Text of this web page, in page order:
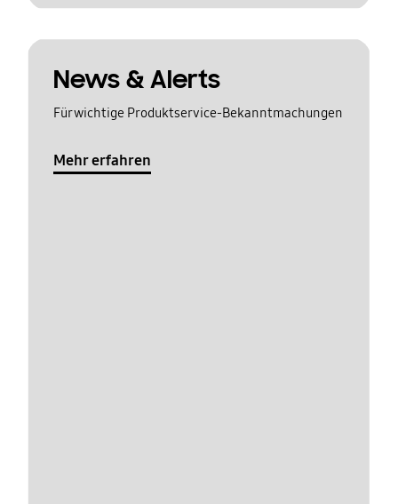
News & Alerts
Für wichtige Produktservice-Bekanntmachungen
Mehr erfahren